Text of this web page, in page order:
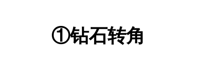
①钻石转角